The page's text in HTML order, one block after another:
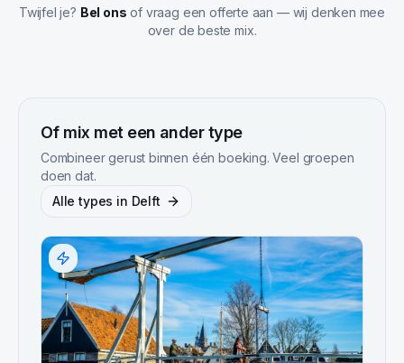
Twijfel je? Bel ons of vraag een offerte aan — wij denken mee
over de beste mix.
Of mix met een ander type
Combineer gerust binnen één boeking. Veel groepen
doen dat.
Alle types in Delft